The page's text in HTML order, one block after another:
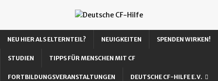
NEU HIER ALS ELTERNTEIL? NEUIGKEITEN SPENDEN WIRKEN!
STUDIEN TIPPS FÜR MENSCHEN MIT CF
FORTBILDUNGSVERANSTALTUNGEN DEUTSCHE CF-HILFE E.V.